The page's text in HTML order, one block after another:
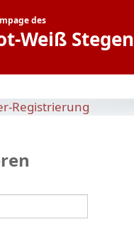
des
Weiß Stegen
Registrierung